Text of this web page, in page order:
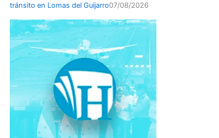
tránsito en Lomas del Guijarro07/08/2026